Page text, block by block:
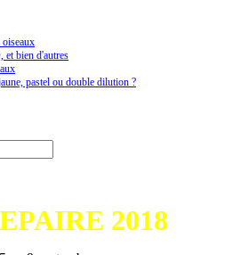
bien d'autres
pastel ou double dilution ?
2018